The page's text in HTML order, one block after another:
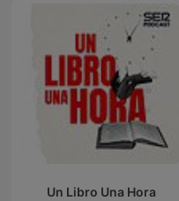
Un Libro Una Hora